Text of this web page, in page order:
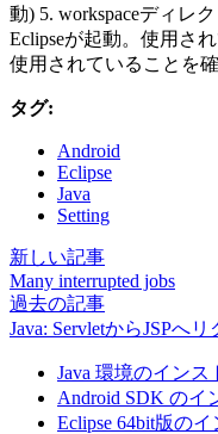
動) 5. workspaceディレ
Eclipseが起動。使用さ
使用されていることを確
タグ:
Android
Eclipse
Java
Setting
新しい記事
Many interrupted jobs
過去の記事
Java: ServletからJSPへ
Java 環境のインス
Android SDK のイ
Eclipse 64bit版の